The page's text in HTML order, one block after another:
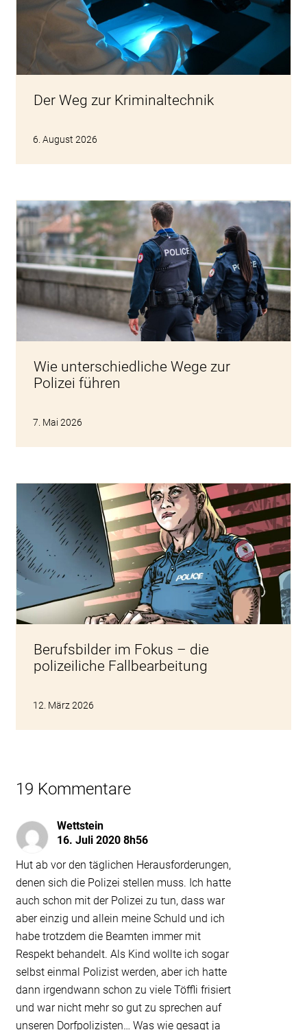
Der Weg zur Kriminaltechnik
6. August 2026
Wie unterschiedliche Wege zur
Polizei führen
7. Mai 2026
Berufsbilder im Fokus – die
polizeiliche Fallbearbeitung
12. März 2026
19 Kommentare
Wettstein
16. Juli 2020 8h56
Hut ab vor den täglichen Herausforderungen,
denen sich die Polizei stellen muss. Ich hatte
auch schon mit der Polizei zu tun, dass war
aber einzig und allein meine Schuld und ich
habe trotzdem die Beamten immer mit
Respekt behandelt. Als Kind wollte ich sogar
selbst einmal Polizist werden, aber ich hatte
dann irgendwann schon zu viele Töffli frisiert
und war nicht mehr so gut zu sprechen auf
unseren Dorfpolizisten… Was wie gesagt ja